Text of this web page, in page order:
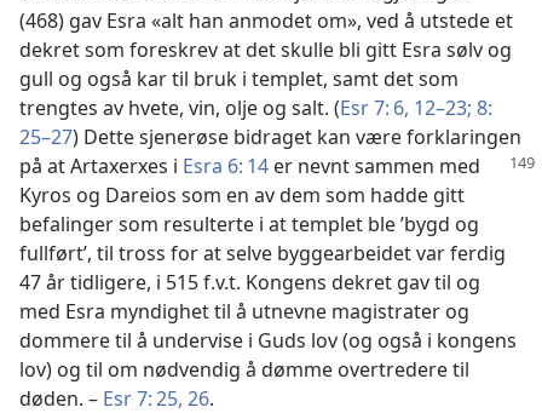
(468) gav Esra «alt han anmodet om», ved å utstede et
dekret som foreskrev at det skulle bli gitt Esra sølv og
gull og også kar til bruk i templet, samt det som
trengtes av hvete, vin, olje og salt. (Esr 7: 6, 12–23; 8:
25–27) Dette sjenerøse bidraget kan være forklaringen
på at Artaxerxes i Esra 6: 14 er nevnt sammen med
Kyros og Dareios som en av dem som hadde gitt
befalinger som resulterte i at templet ble ’bygd og
fullført’, til tross for at selve byggearbeidet var ferdig
47 år tidligere, i 515 f.v.t. Kongens dekret gav til og
med Esra myndighet til å utnevne magistrater og
dommere til å undervise i Guds lov (og også i kongens
lov) og til om nødvendig å dømme overtredere til
døden. – Esr 7: 25, 26.